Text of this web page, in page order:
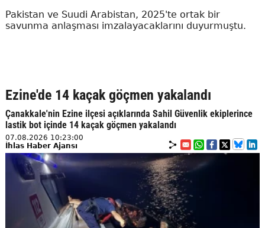
Pakistan ve Suudi Arabistan, 2025'te ortak bir
savunma anlaşması imzalayacaklarını duyurmuştu.
Ezine'de 14 kaçak göçmen yakalandı
Çanakkale'nin Ezine ilçesi açıklarında Sahil Güvenlik ekiplerince
lastik bot içinde 14 kaçak göçmen yakalandı
07.08.2026 10:23:00
İhlas Haber Ajansı